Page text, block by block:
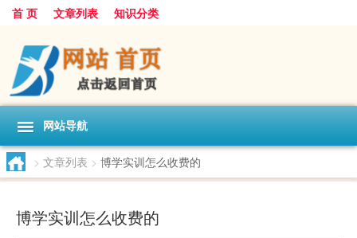
首 页 文章列表 知识分类
网站导航
> 文章列表 > 博学实训怎么收费的
博学实训怎么收费的